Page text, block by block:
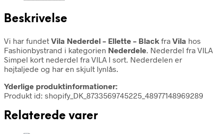
Beskrivelse
Vi har fundet Vila Nederdel – Ellette – Black fra Vila hos
Fashionbystrand i kategorien Nederdele. Nederdel fra VILA
Simpel kort nederdel fra VILA I sort. Nederdelen er
højtaljede og har en skjult lynlås.
Yderlige produktinformationer:
Produkt id: shopify_DK_8733569745225_48977148969289
Relaterede varer